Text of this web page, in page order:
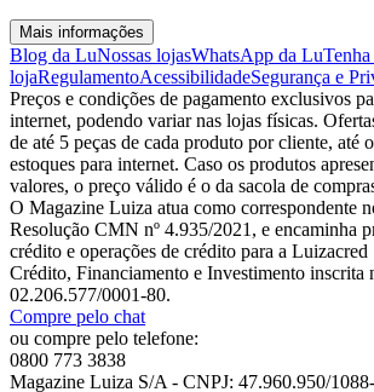
Mais informações
Blog da LuNossas lojasWhatsApp da LuTenha
lojaRegulamentoAcessibilidadeSegurança e
Preços e condições de pagamento exclusivos
internet, podendo variar nas lojas físicas.
de até 5 peças de cada produto por cliente, até
estoques para internet. Caso os produtos
valores, o preço válido é o da sacola de
O Magazine Luiza atua como correspondente
Resolução CMN nº 4.935/2021, e encaminha
crédito e operações de crédito para a
Crédito, Financiamento e Investimento inscrita
02.206.577/0001-80.
Compre pelo chat
ou compre pelo telefone:
0800 773 3838
Magazine Luiza S/A - CNPJ: 47.960.950/